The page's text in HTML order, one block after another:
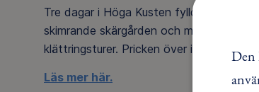
Tre dagar i Höga Kusten fyllda med
skimrande skärgården och mycket mer.
klättringsturer. Pricken över i är ju
Läs mer här.
Den